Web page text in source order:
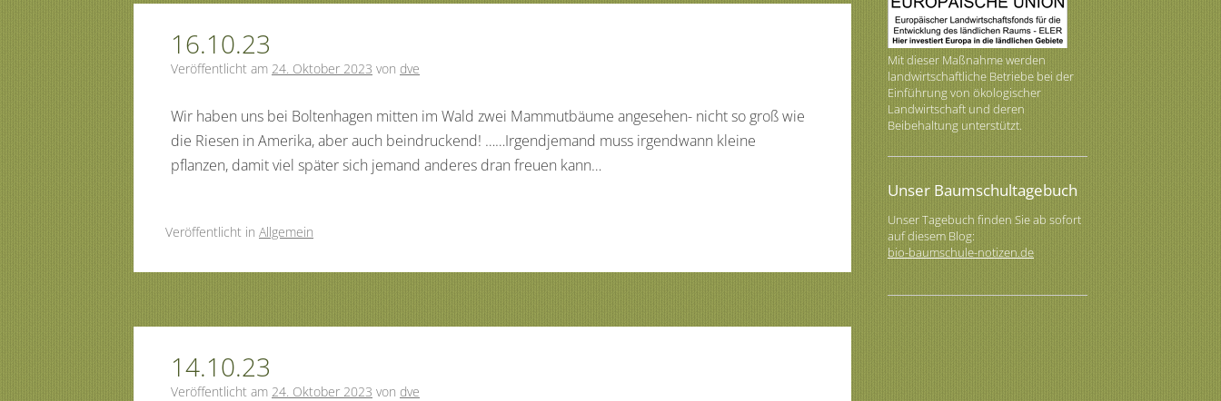
16.10.23
Veröffentlicht am 24. Oktober 2023 von dve
Wir haben uns bei Boltenhagen mitten im Wald zwei Mammutbäume angesehen- nicht so groß wie
die Riesen in Amerika, aber auch beindruckend! ……Irgendjemand muss irgendwann kleine
pflanzen, damit viel später sich jemand anderes dran freuen kann…
Veröffentlicht in Allgemein
14.10.23
Veröffentlicht am 24. Oktober 2023 von dve
Mit dieser Maßnahme werden
landwirtschaftliche Betriebe bei der
Einführung von ökologischer
Landwirtschaft und deren
Beibehaltung unterstützt.
Unser Baumschultagebuch
Unser Tagebuch finden Sie ab sofort
auf diesem Blog:
bio-baumschule-notizen.de